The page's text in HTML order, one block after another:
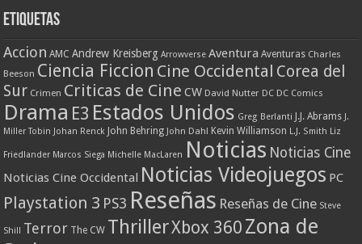
Etiquetas
Accion AMC Andrew Kreisberg Arrowverse Aventura Aventuras Charles
Beeson Ciencia Ficcion Cine Occidental Corea del
Sur Crimen Criticas de Cine CW David Nutter DC DC Comics
Drama E3 Estados Unidos Greg Berlanti J.J. Abrams J.
Miller Tobin Johan Renck John Behring John Dahl Kevin Williamson L.J. Smith Liz
Friedlander Marcos Siega Michelle MacLaren Noticias Noticias Cine
Noticias Cine Occidental Noticias Videojuegos PC
Playstation 3 PS3 Reseñas Reseñas de Cine Steve
Shill Terror The CW ThrillerXbox 360 Zona de